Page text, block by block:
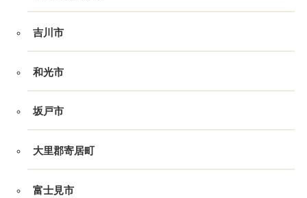
吉川市
和光市
坂戸市
大里郡寄居町
富士見市